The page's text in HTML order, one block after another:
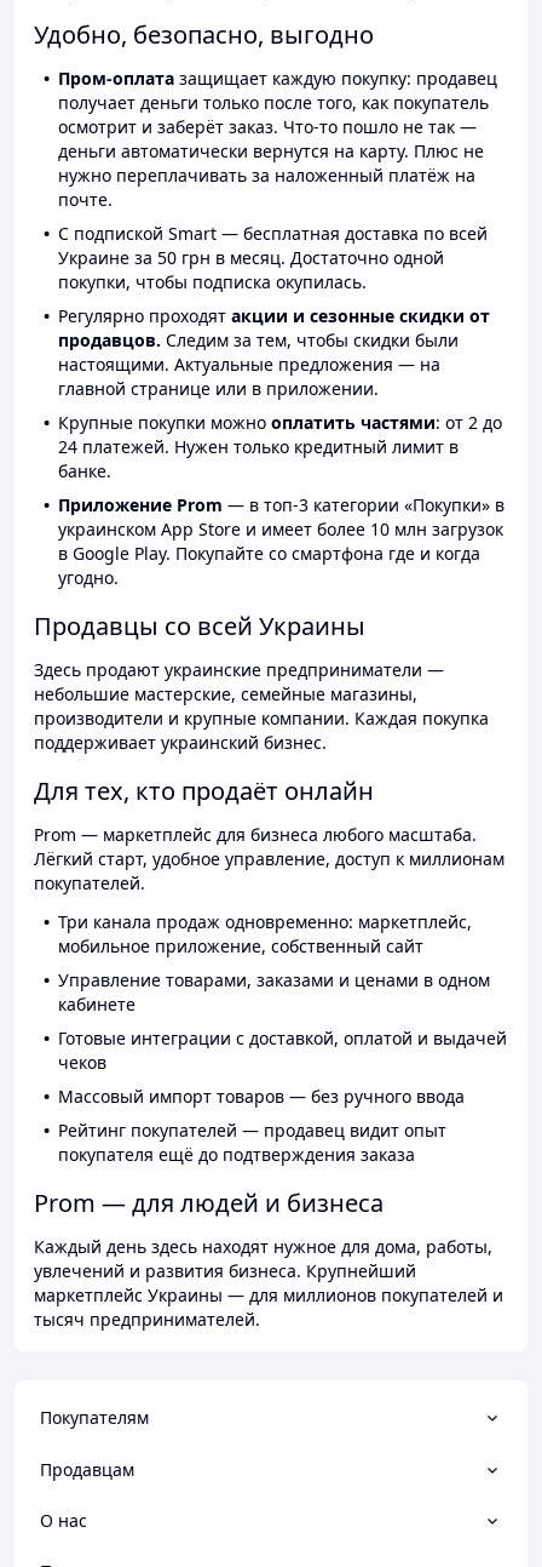
Удобно, безопасно, выгодно
Пром-оплата защищает каждую покупку: продавец
получает деньги только после того, как покупатель
осмотрит и заберёт заказ. Что-то пошло не так —
деньги автоматически вернутся на карту. Плюс не
нужно переплачивать за наложенный платёж на
почте.
С подпиской Smart — бесплатная доставка по всей
Украине за 50 грн в месяц. Достаточно одной
покупки, чтобы подписка окупилась.
Регулярно проходят акции и сезонные скидки от
продавцов. Следим за тем, чтобы скидки были
настоящими. Актуальные предложения — на
главной странице или в приложении.
Крупные покупки можно оплатить частями: от 2 до
24 платежей. Нужен только кредитный лимит в
банке.
Приложение Prom — в топ-3 категории «Покупки» в
украинском App Store и имеет более 10 млн загрузок
в Google Play. Покупайте со смартфона где и когда
угодно.
Продавцы со всей Украины
Здесь продают украинские предприниматели —
небольшие мастерские, семейные магазины,
производители и крупные компании. Каждая покупка
поддерживает украинский бизнес.
Для тех, кто продаёт онлайн
Prom — маркетплейс для бизнеса любого масштаба.
Лёгкий старт, удобное управление, доступ к миллионам
покупателей.
Три канала продаж одновременно: маркетплейс,
мобильное приложение, собственный сайт
Управление товарами, заказами и ценами в одном
кабинете
Готовые интеграции с доставкой, оплатой и выдачей
чеков
Массовый импорт товаров — без ручного ввода
Рейтинг покупателей — продавец видит опыт
покупателя ещё до подтверждения заказа
Prom — для людей и бизнеса
Каждый день здесь находят нужное для дома, работы,
увлечений и развития бизнеса. Крупнейший
маркетплейс Украины — для миллионов покупателей и
тысяч предпринимателей.
Покупателям
Продавцам
О нас